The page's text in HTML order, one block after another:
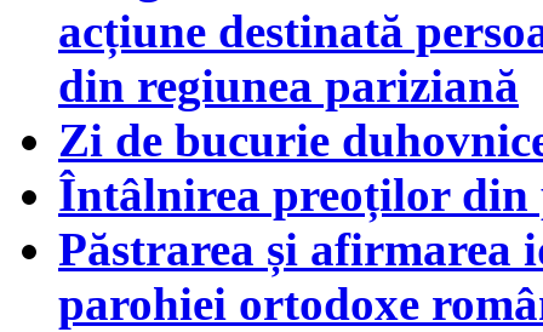
acțiune destinată
din regiunea pariziană
Zi de bucurie
Întâlnirea preoților din
Păstrarea și
parohiei ortodoxe